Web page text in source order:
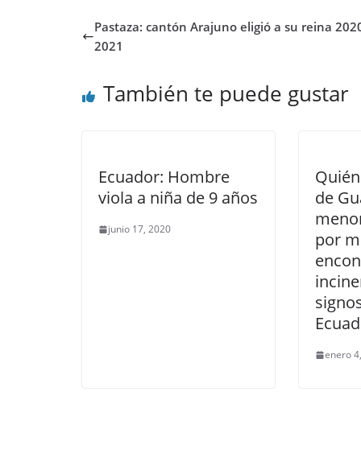
Pastaza: cantón Arajuno eligió a su reina
2021
También te puede gustar
Ecuador: Hombre
viola a niña de 9 años
junio 17, 2020
de
por
enero